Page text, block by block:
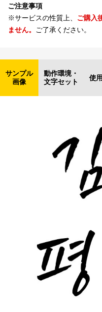
リセット
ご注意事項
※サービスの性質上、 ご購入
ません。 ご了承ください。
サンプル
画像
動作環境・
文字セット
使